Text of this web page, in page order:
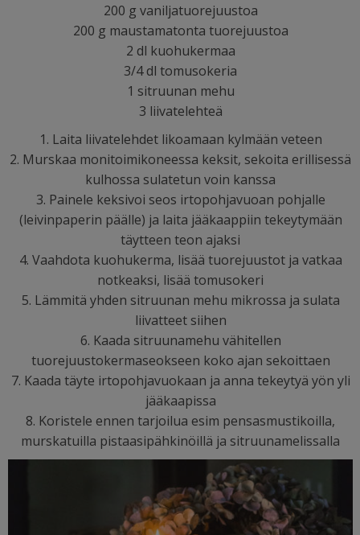
200 g vaniljatuorejuustoa
200 g maustamatonta tuorejuustoa
2 dl kuohukermaa
3/4 dl tomusokeria
1 sitruunan mehu
3 liivatelehteä
1. Laita liivatelehdet likoamaan kylmään veteen
2. Murskaa monitoimikoneessa keksit, sekoita erillisessä
kulhossa sulatetun voin kanssa
3. Painele keksivoi seos irtopohjavuoan pohjalle
(leivinpaperin päälle) ja laita jääkaappiin tekeytymään
täytteen teon ajaksi
4. Vaahdota kuohukerma, lisää tuorejuustot ja vatkaa
notkeaksi, lisää tomusokeri
5. Lämmitä yhden sitruunan mehu mikrossa ja sulata
liivatteet siihen
6. Kaada sitruunamehu vähitellen
tuorejuustokermaseokseen koko ajan sekoittaen
7. Kaada täyte irtopohjavuokaan ja anna tekeytyä yön yli
jääkaapissa
8. Koristele ennen tarjoilua esim pensasmustikoilla,
murskatuilla pistaasipähkinöillä ja sitruunamelissalla